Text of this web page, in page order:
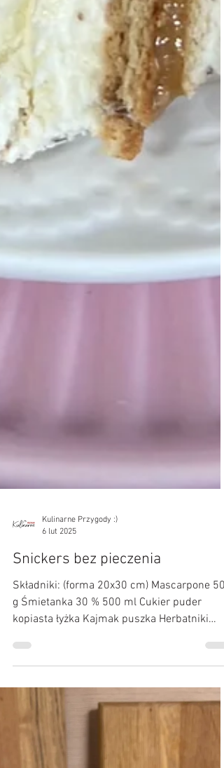
6 lut 2025
Snickers bez pieczenia
Składniki: (forma 20x30 cm) Mascarpone 500
podwójne...